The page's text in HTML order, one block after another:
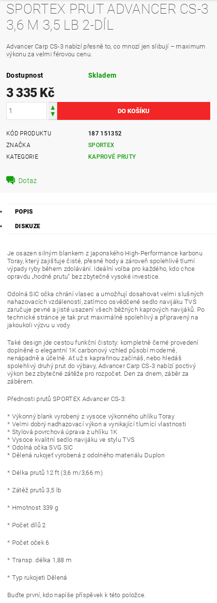
SPORTEX PRUT ADVANCER CS-3
3,6 M 3,5 LB 2-DÍL
Advancer Carp CS-3 nabízí přesně to, co mnozí jen slibují – maximum
výkonu za velmi férovou cenu.
Dostupnost Skladem
3 335 Kč
KÓD PRODUKTU
187 151352
ZNAČKA
SPORTEX
KATEGORIE
KAPROVÉ PRUTY
Dotaz
POPIS
DISKUZE
Je osazen silným blankem z japonského High-Performance karbonu
Toray, který zajišťuje čisté, přesné hody a zároveň spolehlivě tlumí
výpady ryby během zdolávání. Ideální volba pro každého, kdo chce
opravdu „hodně prutu“ bez zbytečně vysoké investice.
Odolná SIC očka chrání vlasec a umožňují dosahovat velmi slušných
nahazovacích vzdáleností, zatímco osvědčené sedlo navijáku TVS
zaručuje pevné a jisté usazení všech běžných kaprových navijáků. Po
technické stránce je tak prut maximálně spolehlivý a připravený na
jakoukoli výzvu u vody.
Také design jde cestou funkční čistoty: kompletně černé provedení
doplněné o elegantní 1K carbonový vzhled působí moderně,
nenápadně a účelně. Ať už s kaprařinou začínáš, nebo hledáš
spolehlivý druhý prut do výbavy, Advancer Carp CS-3 nabízí poctivý
výkon bez zbytečné zátěže pro rozpočet. Den za dnem, záběr za
záběrem.
Přednosti prutů SPORTEX Advancer CS-3:
* Výkonný blank vyrobený z vysoce výkonného uhlíku Toray
* Velmi dobrý nadhazovací výkon a vynikající tlumící vlastnosti
* Stylová povrchová úprava z uhlíku 1K
* Vysoce kvalitní sedlo navijáku ve stylu TVS
* Odolná očka SVG SIC
* Dělená rukojeť vyrobená z odolného materiálu Duplon
* Délka prutů 12 ft (3,6 m/3,66 m)
* Zátěž prutů 3,5 lb
* Hmotnost 339 g
* Počet dílů 2
* Počet oček 6
* Transp. délka 1,88 m
* Typ rukojeti Dělená
Buďte první, kdo napíše příspěvek k této položce.